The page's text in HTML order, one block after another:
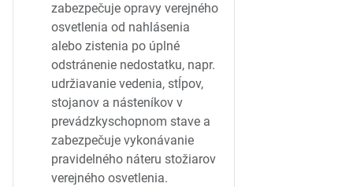
zabezpečuje opravy verejného
osvetlenia od nahlásenia
alebo zistenia po úplné
odstránenie nedostatku, napr.
udržiavanie vedenia, stĺpov,
stojanov a násteníkov v
prevádzkyschopnom stave a
zabezpečuje vykonávanie
pravidelného náteru stožiarov
verejného osvetlenia.